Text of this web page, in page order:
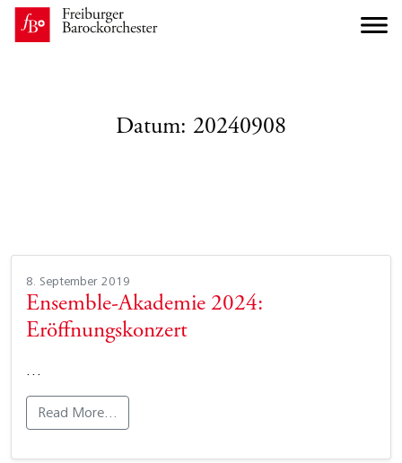
Datum: 20240908
8. September 2019
Ensemble-Akademie 2024:
Eröffnungskonzert
…
Read More…